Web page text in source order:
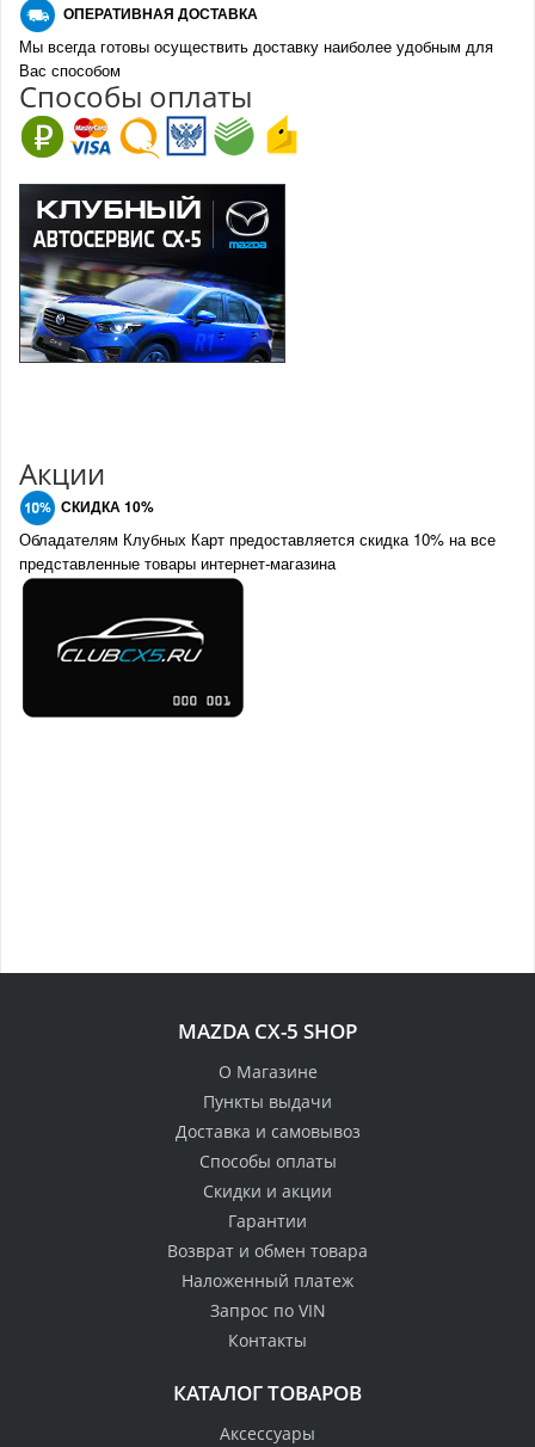
ОПЕРАТИВНАЯ ДОСТАВКА
Мы всегда готовы осуществить доставку наиболее удобным для
Вас способом
Способы оплаты
Акции
СКИДКА 10%
Обладателям Клубных Карт предоставляется скидка 10% на все
представленные товары интернет-магазина
MAZDA CX-5 SHOP
О Магазине
Пункты выдачи
Доставка и самовывоз
Способы оплаты
Скидки и акции
Гарантии
Возврат и обмен товара
Наложенный платеж
Запрос по VIN
Контакты
КАТАЛОГ ТОВАРОВ
Аксессуары